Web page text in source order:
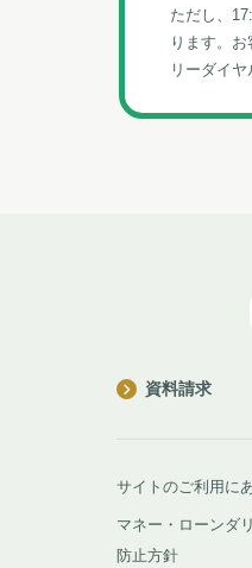
ただし、
ります。
リーダイ
資料請求
サイトのご利用に
マネー・ローンダ
防止方針